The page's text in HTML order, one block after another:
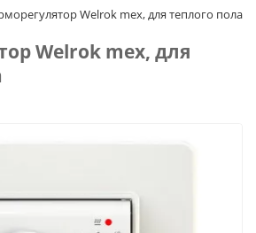
Welrok mex, для теплого пола
Welrok mex, для